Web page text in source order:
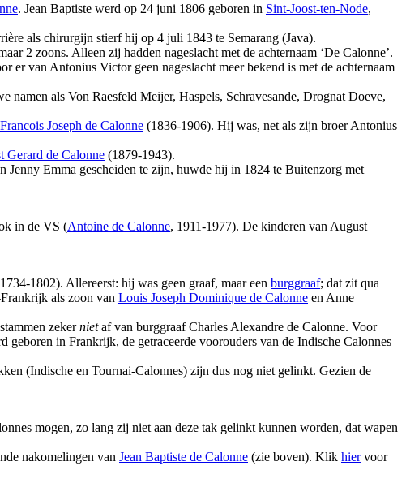
. Jean Baptiste werd op 24 juni 1806 geboren in Sint-Joost-ten-Node,
als chirurgijn stierf hij op 4 juli 1843 te Semarang (Java).
2 zoons. Alleen zij hadden nageslacht met de achternaam ‘De Calonne’.
er van Antonius Victor geen nageslacht meer bekend is met de achternaam
namen als Von Raesfeld Meijer, Haspels, Schravesande, Drognat Doeve,
Francois Joseph de Calonne (1836-1906). Hij was, net als zijn broer Antonius
Gerard de Calonne (1879-1943).
Jenny Emma gescheiden te zijn, huwde hij in 1824 te Buitenzorg met
in de VS (Antoine de Calonne, 1911-1977). De kinderen van August
1802). Allereerst: hij was geen graaf, maar een burggraaf; dat zit qua
als zoon van Louis Joseph Dominique de Calonne en Anne
zekernietaf van burggraaf Charles Alexandre de Calonne. Voor
in Frankrijk, de getraceerde voorouders van de Indische Calonnes
(Indische en Tournai-Calonnes) zijn dus nog niet gelinkt. Gezien de
mogen, zo lang zij niet aan deze tak gelinkt kunnen worden, dat wapen
nakomelingen van Jean Baptiste de Calonne (zie boven). Klik hiervoor